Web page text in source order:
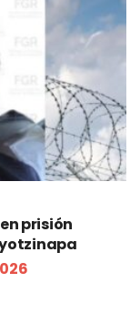
prisión